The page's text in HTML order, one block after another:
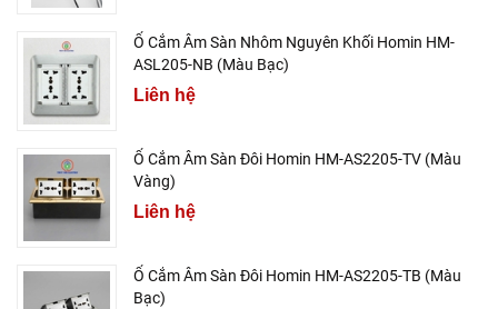
Ổ Cắm Âm Sàn Nhôm Nguyên Khối Homin HM-
ASL205-NB (Màu Bạc)
Liên hệ
Ổ Cắm Âm Sàn Đôi Homin HM-AS2205-TV (Màu
Vàng)
Liên hệ
Ổ Cắm Âm Sàn Đôi Homin HM-AS2205-TB (Màu
Bạc)